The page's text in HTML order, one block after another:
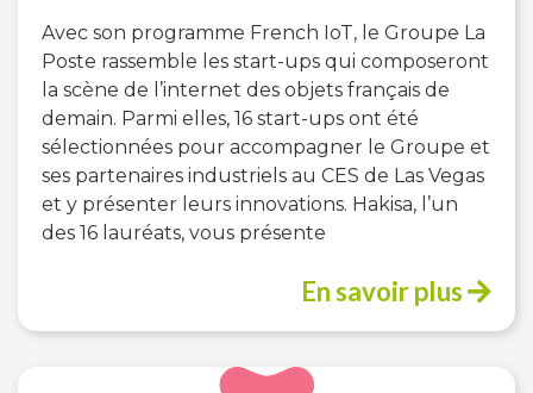
Avec son programme French IoT, le Groupe La
Poste rassemble les start-ups qui composeront
la scène de l’internet des objets français de
demain. Parmi elles, 16 start-ups ont été
sélectionnées pour accompagner le Groupe et
ses partenaires industriels au CES de Las Vegas
et y présenter leurs innovations. Hakisa, l’un
des 16 lauréats, vous présente
En savoir plus